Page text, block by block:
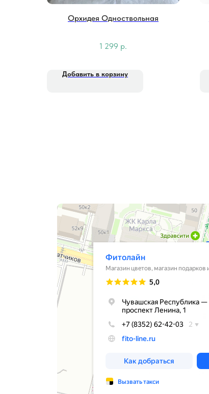
Орхидея Одноствольная
1 299 р.
Добавить в корзину
Фитолайн
Магазин цветов в Чебоксарах
Магазин подарков и сувениров в Чебоксарах